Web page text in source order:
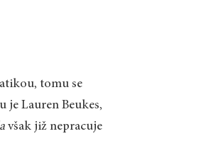
tomu se
je Lauren Beukes,
však již nepracuje